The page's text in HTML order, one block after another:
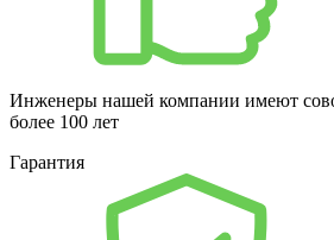
Инженеры нашей компании имеют
более 100 лет
Гарантия